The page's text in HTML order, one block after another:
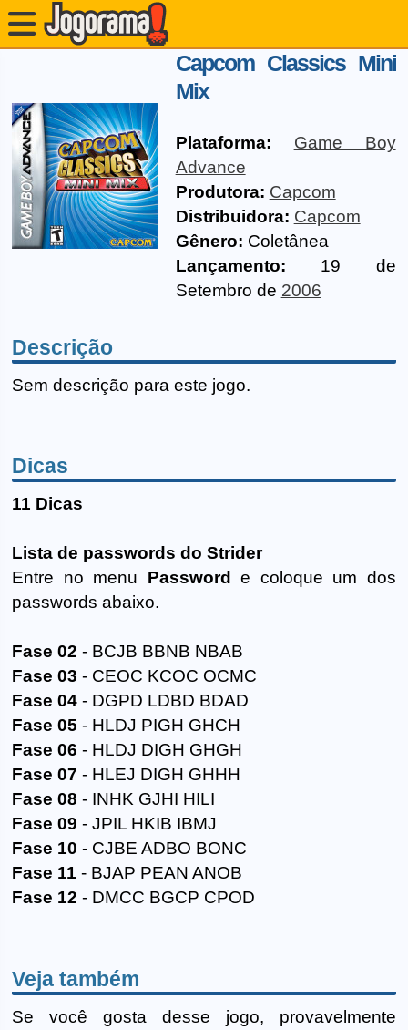
Capcom Classics Mini
Mix
Plataforma:
Game Boy
Advance
Produtora: Capcom
Distribuidora: Capcom
Gênero: Coletânea
Lançamento: 19 de
Setembro de 2006
Descrição
Sem descrição para este jogo.
Dicas
11 Dicas
Lista de passwords do Strider
Entre no menu Password
e coloque um dos
passwords abaixo.
Fase 02 - BCJB BBNB NBAB
Fase 03 - CEOC KCOC OCMC
Fase 04 - DGPD LDBD BDAD
Fase 05 - HLDJ PIGH GHCH
Fase 06 - HLDJ DIGH GHGH
Fase 07 - HLEJ DIGH GHHH
Fase 08 - INHK GJHI HILI
Fase 09 - JPIL HKIB IBMJ
Fase 10 - CJBE ADBO BONC
Fase 11 - BJAP PEAN ANOB
Fase 12 - DMCC BGCP CPOD
Veja também
Se você gosta desse jogo, provavelmente